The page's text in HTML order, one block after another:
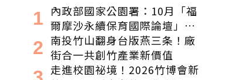
內政部國家公園署：10月「福
爾摩沙永續保育國際論壇」登
場！串聯跨界夥伴與低碳遊
程，向世界展現臺灣綠色實力
南投竹山翻身台版燕三条！廠
街合一共創竹產業新價值
走進校園祕境！2026竹博會新